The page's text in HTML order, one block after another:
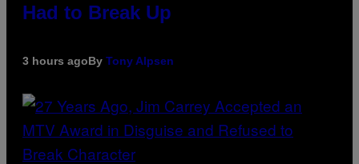
Had to Break Up
3 hours agoBy Tony Alpsen